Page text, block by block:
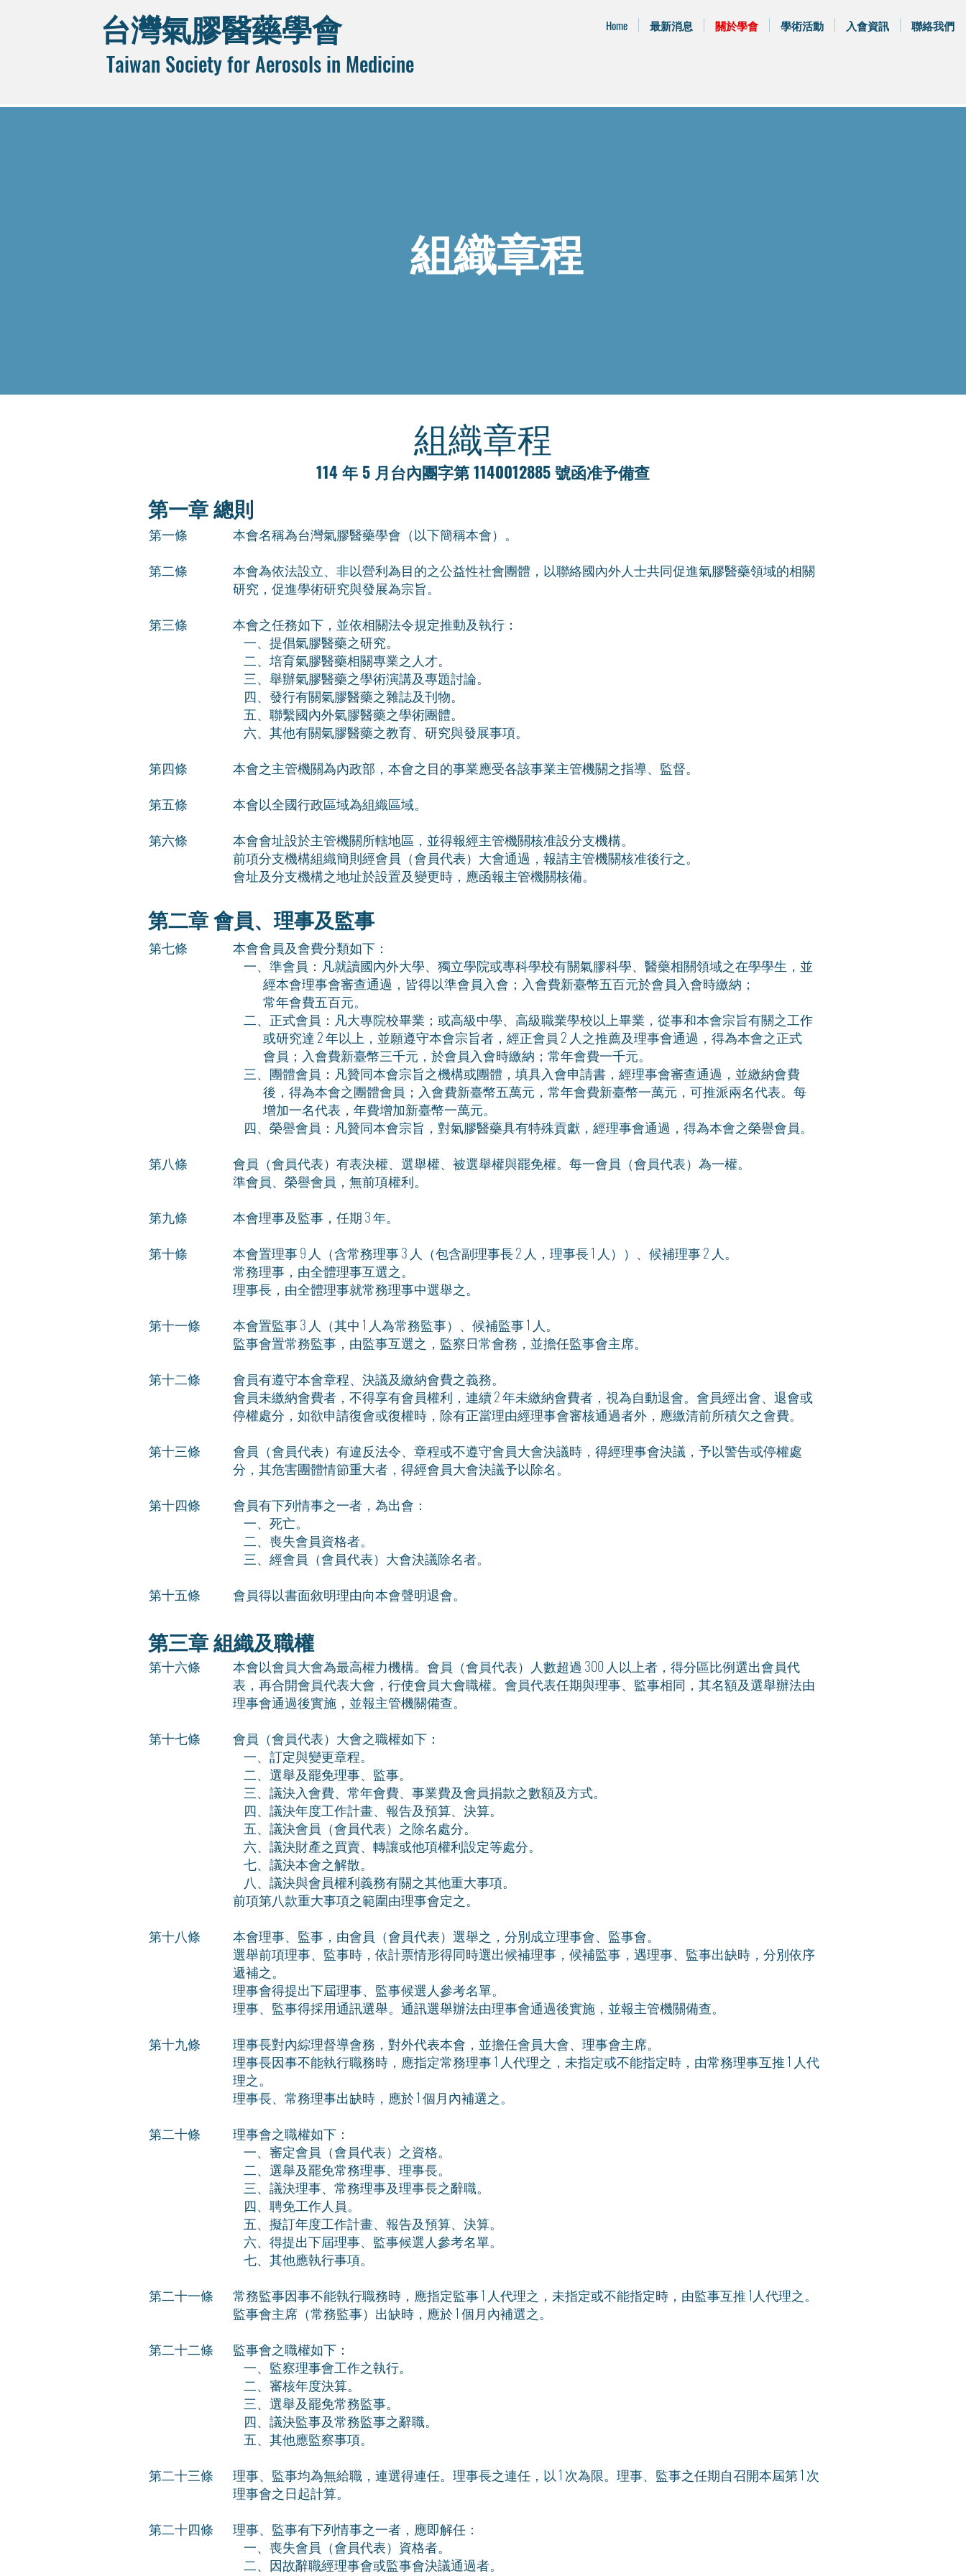
台灣氣膠醫藥學會
Taiwan Society for Aerosols in Medicine
Home 最新消息 關於學會 學術活動 入會資訊 聯絡我們
組織章程
​組織章程
114 年 5 月台內團字第 1140012885 號函准予備查
第一章 總則
​第一條
第二條
​第三條
第四條
第五條
​第六條
第七條
第八條
第九條
第十條
第十一條
第十二條
第十三條
第十四條
​第十五條
第十六條
第十七條
第十八條
第十九條
第二十條
第二十一條
第二十二條
第二十三條
第二十四條
本會名稱為台灣氣膠醫藥學會（以下簡稱本會）。
本會為依法設立、非以營利為目的之公益性社會團體，以聯絡國內外人士共同促進氣膠醫藥領域的相關
研究，促進學術研究與發展為宗旨。
本會之任務如下，並依相關法令規定推動及執行：
一、提倡氣膠醫藥之研究。
二、培育氣膠醫藥相關專業之人才。
三、舉辦氣膠醫藥之學術演講及專題討論。
四、發行有關氣膠醫藥之雜誌及刊物。
五、聯繫國內外氣膠醫藥之學術團體。
六、其他有關氣膠醫藥之教育、研究與發展事項。
本會之主管機關為內政部，本會之目的事業應受各該事業主管機關之指導、監督。
本會以全國行政區域為組織區域。
本會會址設於主管機關所轄地區，並得報經主管機關核准設分支機構。
前項分支機構組織簡則經會員（會員代表）大會通過，報請主管機關核准後行之。
會址及分支機構之地址於設置及變更時，應函報主管機關核備。
本會會員及會費分類如下：
一、準會員：凡就讀國內外大學、獨立學院或專科學校有關氣膠科學、醫藥相關領域之在學學生，並
經本會理事會審查通過，皆得以準會員入會；入會費新臺幣五百元於會員入會時繳納；
常年會費五百元。
二、正式會員：凡大專院校畢業；或高級中學、高級職業學校以上畢業，從事和本會宗旨有關之工作
或研究達 2 年以上，並願遵守本會宗旨者，經正會員 2 人之推薦及理事會通過，得為本會之正式
會員；入會費新臺幣三千元，於會員入會時繳納；常年會費一千元。
三、團體會員：凡贊同本會宗旨之機構或團體，填具入會申請書，經理事會審查通過，並繳納會費
後，得為本會之團體會員；入會費新臺幣五萬元，常年會費新臺幣一萬元，可推派兩名代表。每
增加一名代表，年費增加新臺幣一萬元。
四、榮譽會員：凡贊同本會宗旨，對氣膠醫藥具有特殊貢獻，經理事會通過，得為本會之榮譽會員。
會員（會員代表）有表決權、選舉權、被選舉權與罷免權。每一會員（會員代表）為一權。
準會員、榮譽會員，無前項權利。
本會理事及監事，任期 3 年。
本會置理事 9 人（含常務理事 3 人（包含副理事長 2 人，理事長 1 人））、候補理事 2 人。
常務理事，由全體理事互選之。
理事長，由全體理事就常務理事中選舉之。
本會置監事 3 人（其中 1 人為常務監事）、候補監事 1 人。
監事會置常務監事，由監事互選之，監察日常會務，並擔任監事會主席。
會員有遵守本會章程、決議及繳納會費之義務。
會員未繳納會費者，不得享有會員權利，連續 2 年未繳納會費者，視為自動退會。會員經出會、退會或
停權處分，如欲申請復會或復權時，除有正當理由經理事會審核通過者外，應繳清前所積欠之會費。
會員（會員代表）有違反法令、章程或不遵守會員大會決議時，得經理事會決議，予以警告或停權處
分，其危害團體情節重大者，得經會員大會決議予以除名。
會員有下列情事之一者，為出會：
一、死亡。
二、喪失會員資格者。
三、經會員（會員代表）大會決議除名者。
會員得以書面敘明理由向本會聲明退會。
本會以會員大會為最高權力機構。會員（會員代表）人數超過 300 人以上者，得分區比例選出會員代
表，再合開會員代表大會，行使會員大會職權。會員代表任期與理事、監事相同，其名額及選舉辦法由
理事會通過後實施，並報主管機關備查。
會員（會員代表）大會之職權如下：
一、訂定與變更章程。
二、選舉及罷免理事、監事。
三、議決入會費、常年會費、事業費及會員捐款之數額及方式。
四、議決年度工作計畫、報告及預算、決算。
五、議決會員（會員代表）之除名處分。
六、議決財產之買賣、轉讓或他項權利設定等處分。
七、議決本會之解散。
八、議決與會員權利義務有關之其他重大事項。
前項第八款重大事項之範圍由理事會定之。
本會理事、監事，由會員（會員代表）選舉之，分別成立理事會、監事會。
選舉前項理事、監事時，依計票情形得同時選出候補理事，候補監事，遇理事、監事出缺時，分別依序
遞補之。
理事會得提出下屆理事、監事候選人參考名單。
理事、監事得採用通訊選舉。通訊選舉辦法由理事會通過後實施，並報主管機關備查。
理事長對內綜理督導會務，對外代表本會，並擔任會員大會、理事會主席。
理事長因事不能執行職務時，應指定常務理事 1 人代理之，未指定或不能指定時，由常務理事互推 1 人代
理之。
理事長、常務理事出缺時，應於 1 個月內補選之。
理事會之職權如下：
一、審定會員（會員代表）之資格。
二、選舉及罷免常務理事、理事長。
三、議決理事、常務理事及理事長之辭職。
四、聘免工作人員。
五、擬訂年度工作計畫、報告及預算、決算。
六、得提出下屆理事、監事候選人參考名單。
七、其他應執行事項。
常務監事因事不能執行職務時，應指定監事 1 人代理之，未指定或不能指定時，由監事互推 1人代理之。
監事會主席（常務監事）出缺時，應於 1 個月內補選之。
監事會之職權如下：
一、監察理事會工作之執行。
二、審核年度決算。
三、選舉及罷免常務監事。
四、議決監事及常務監事之辭職。
五、其他應監察事項。
理事、監事均為無給職，連選得連任。理事長之連任，以 1 次為限。理事、監事之任期自召開本屆第 1 次
理事會之日起計算。
理事、監事有下列情事之一者，應即解任：
一、喪失會員（會員代表）資格者。
二、因故辭職經理事會或監事會決議通過者。
第二章 會員、理事及監事
第三章 組織及職權